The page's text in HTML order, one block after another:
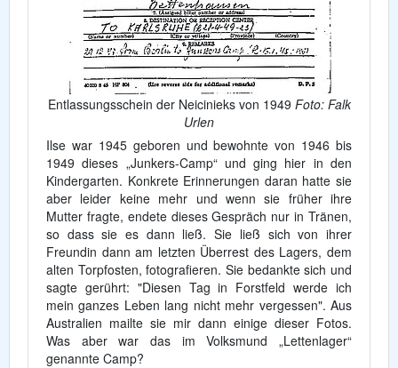
Entlassungsschein der Neicinieks von 1949 Foto: Falk
Urlen
Ilse war 1945 geboren und bewohnte von 1946 bis
1949 dieses „Junkers-Camp“ und ging hier in den
Kindergarten. Konkrete Erinnerungen daran hatte sie
aber leider keine mehr und wenn sie früher ihre
Mutter fragte, endete dieses Gespräch nur in Tränen,
so dass sie es dann ließ. Sie ließ sich von ihrer
Freundin dann am letzten Überrest des Lagers, dem
alten Torpfosten, fotografieren. Sie bedankte sich und
sagte gerührt: "Diesen Tag in Forstfeld werde ich
mein ganzes Leben lang nicht mehr vergessen". Aus
Australien mailte sie mir dann einige dieser Fotos.
Was aber war das im Volksmund „Lettenlager“
genannte Camp?